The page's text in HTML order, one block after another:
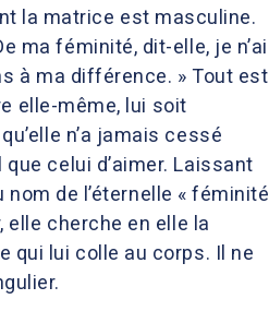
la matrice est masculine.
ma féminité, dit-elle, je n’ai
à ma différence. » Tout est
elle-même, lui soit
n’a jamais cessé
celui d’aimer. Laissant
de l’éternelle « féminité
elle cherche en elle la
qui lui colle au corps. Il ne